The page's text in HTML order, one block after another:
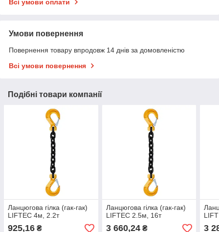
Всі умови оплати
Умови повернення
Повернення товару впродовж 14 днів за домовленістю
Всі умови повернення
Подібні товари компанії
Ланцюгова гілка (гак-гак)
LIFTEC 4м, 2.2т
925,16 ₴
Ланцюгова гілка (гак-гак)
LIFTEC 2.5м, 16т
3 660,24₴ 3